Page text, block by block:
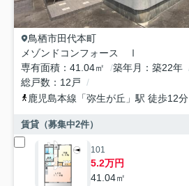
鳥栖市田代本町
メゾンドコンフォース Ⅰ
専有面積
41.04㎡ 築年月 築22年
総戸数
12戸
鹿児島本線 「弥生が丘 」駅 徒歩12分
賃貸（募集中2件）
101
5.2万円
41.04㎡